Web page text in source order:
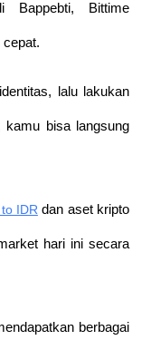
Bappebti, Bittime
lalu lakukan
kamu bisa langsung
IDR dan aset kripto
hari ini secara
berbagai